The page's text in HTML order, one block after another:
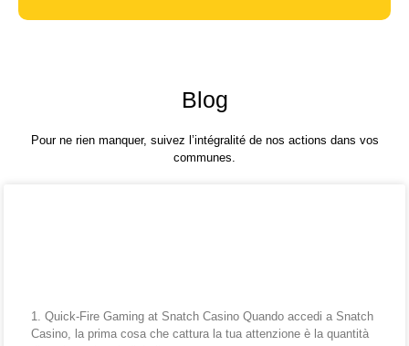
Blog
Pour ne rien manquer, suivez l’intégralité de nos actions dans vos
communes.
1. Quick‑Fire Gaming at Snatch Casino Quando accedi a Snatch
Casino, la prima cosa che cattura la tua attenzione è la quantità